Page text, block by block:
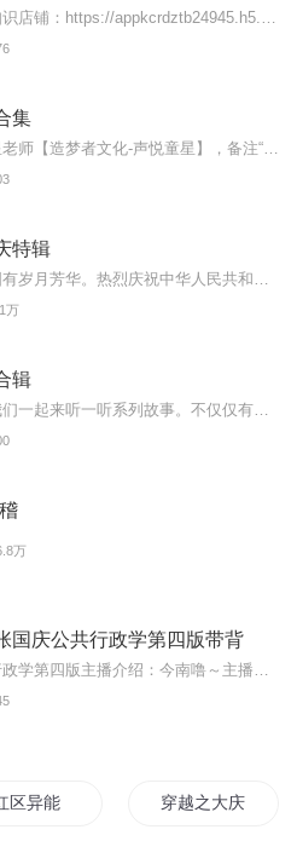
集
特辑
万
辑
万
国庆公共行政学第四版带背
区异能 穿越之大庆帝国